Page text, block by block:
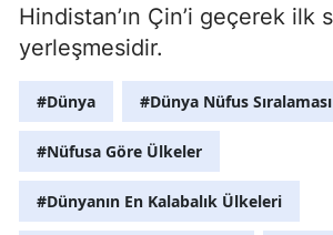
Hindistan’ın Çin’i geçerek ilk
yerleşmesidir.
#Dünya #Dünya Nüfus Sıralaması
#Nüfusa Göre Ülkeler
#Dünyanın En Kalabalık Ülkeleri